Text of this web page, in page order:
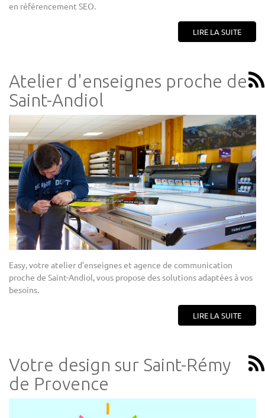
en référencement SEO.
LIRE LA SUITE
Atelier d'enseignes proche de
Saint-Andiol
Easy, votre atelier d’enseignes et agence de communication
proche de Saint-Andiol, vous propose des solutions adaptées à vos
besoins.
LIRE LA SUITE
Votre design sur Saint-Rémy
de Provence